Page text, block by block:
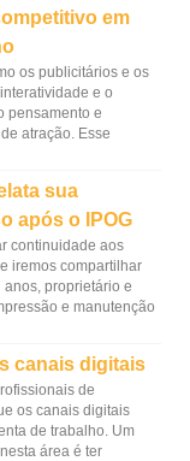
em
os publicitários e os
e o
pensamento e
atração. Esse
sua
após o IPOG
continuidade aos
iremos compartilhar
proprietário e
e manutenção
canais digitais
de
os canais digitais
de trabalho. Um
área é ter